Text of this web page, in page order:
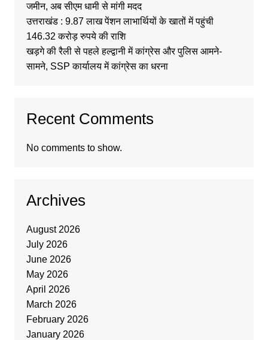
जमीन, अब सीएम धामी से मांगी मदद
उत्तराखंड : 9.87 लाख पेंशन लाभार्थियों के खातों में पहुंची
146.32 करोड़ रुपये की राशि
खड़गे की रैली से पहले हल्द्वानी में कांग्रेस और पुलिस आमने-
सामने, SSP कार्यालय में कांग्रेस का धरना
Recent Comments
No comments to show.
Archives
August 2026
July 2026
June 2026
May 2026
April 2026
March 2026
February 2026
January 2026